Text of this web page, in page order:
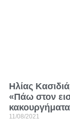
Ηλίας
«Πάω στον
11/08/2021